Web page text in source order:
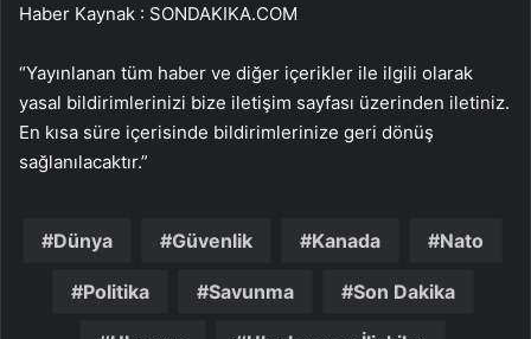
Haber Kaynak : SONDAKIKA.COM
“Yayınlanan tüm haber ve diğer içerikler ile ilgili olarak
yasal bildirimlerinizi bize iletişim sayfası üzerinden iletiniz.
En kısa süre içerisinde bildirimlerinize geri dönüş
sağlanılacaktır.”
Dünya Güvenlik Kanada Nato
Politika Savunma Son Dakika